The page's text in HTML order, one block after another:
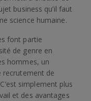
business qu’il faut
science humaine.
font partie
de genre en
hommes, un
recrutement de
simplement plus
et des avantages